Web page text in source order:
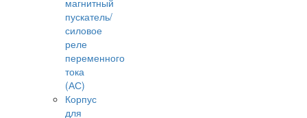
магнитный
пускатель/
силовое
реле
переменного
тока
(АС)
Корпус
для